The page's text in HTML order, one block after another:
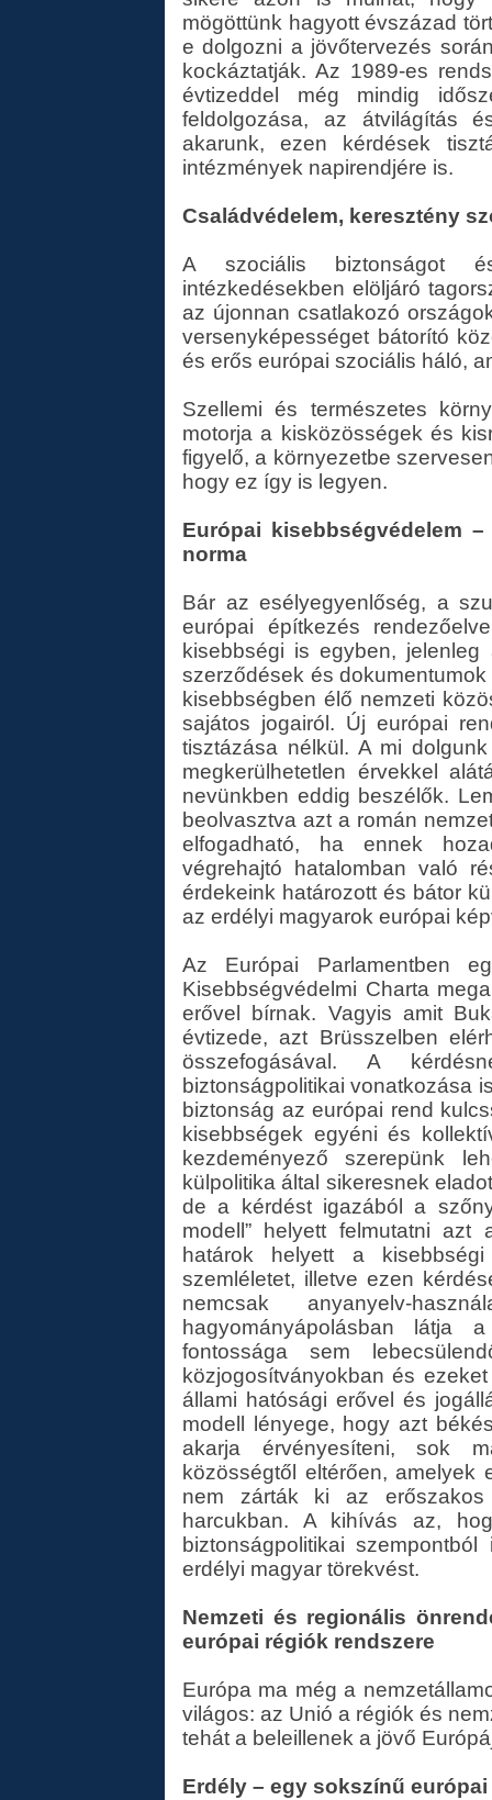
mögöttünk hagyott évszázad
e dolgozni a jövőtervezés
kockáztatják. Az 1989-es
évtizeddel még mindig
feldolgozása, az átvilágítás
akarunk, ezen kérdések
intézmények napirendjére is.
Családvédelem, keresztény
A szociális biztonságot
intézkedésekben elöljáró
az újonnan csatlakozó
versenyképességet bátorító
és erős európai szociális háló,
Szellemi és természetes
motorja a kisközösségek és
figyelő, a környezetbe
hogy ez így is legyen.
Európai kisebbségvédelem
norma
Bár az esélyegyenlőség, a
európai építkezés
kisebbségi is egyben,
szerződések és
kisebbségben élő nemzeti
sajátos jogairól. Új európai
tisztázása nélkül. A mi
megkerülhetetlen érvekkel
nevünkben eddig beszélők.
beolvasztva azt a román
elfogadható, ha ennek
végrehajtó hatalomban való
érdekeink határozott és bátor
az erdélyi magyarok európai
Az Európai Parlamentben
Kisebbségvédelmi Charta
erővel bírnak. Vagyis amit
évtizede, azt Brüsszelben
összefogásával. A
biztonságpolitikai vonatkozása
biztonság az európai rend
kisebbségek egyéni és
kezdeményező szerepünk
külpolitika által sikeresnek
de a kérdést igazából a
modell” helyett felmutatni
határok helyett a
szemléletet, illetve ezen
nemcsak anyanyelv-
hagyományápolásban
fontossága sem
közjogosítványokban és
állami hatósági erővel és
modell lényege, hogy azt
akarja érvényesíteni, sok
közösségtől eltérően, amelyek
nem zárták ki az
harcukban. A kihívás az,
biztonságpolitikai
erdélyi magyar törekvést.
Nemzeti és regionális
európai régiók rendszere
Európa ma még a
világos: az Unió a régiók és
tehát a beleillenek a jövő
Erdély – egy sokszínű